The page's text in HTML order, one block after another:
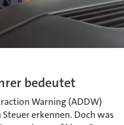
bedeutet
Warning (ADDW)
erkennen. Doch was